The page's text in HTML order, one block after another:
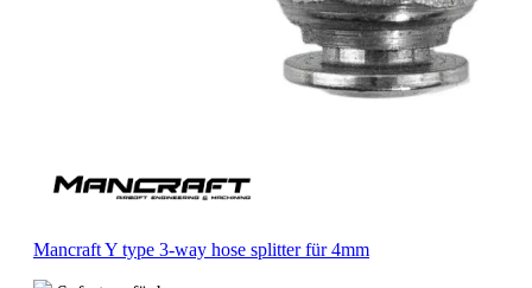
Mancraft Y type 3-way hose splitter für 4mm